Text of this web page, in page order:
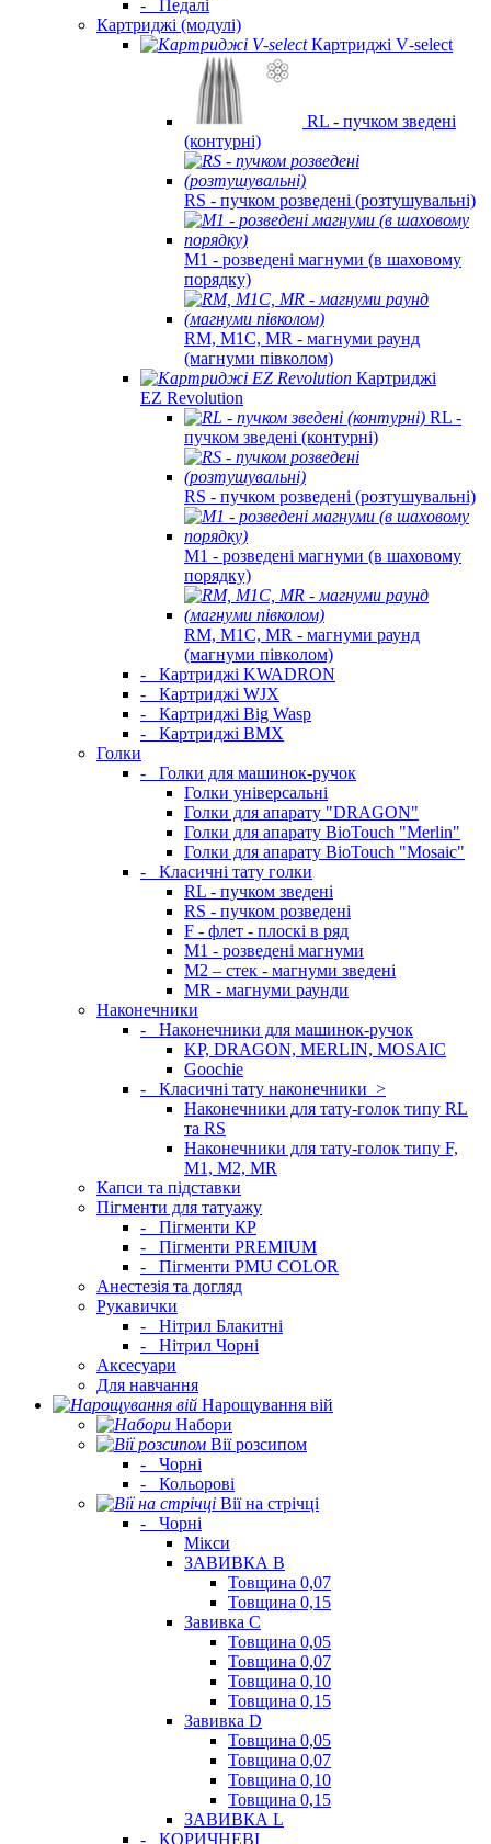
-
Педалі
Картриджі (модулі)
Картриджі V‑select
RL - пучком зведені
(контурні)
RS - пучком розведені (розтушувальні)
M1 - розведені магнуми (в шаховому
порядку)
RM, M1C, MR - магнуми раунд
(магнуми півколом)
Картриджі
EZ Revolution
RL -
пучком зведені (контурні)
RS - пучком розведені (розтушувальні)
M1 - розведені магнуми (в шаховому
порядку)
RM, M1C, MR - магнуми раунд
(магнуми півколом)
-
Картриджі KWADRON
-
Картриджі WJX
-
Картриджі Big Wasp
-
Картриджі BMX
Голки
-
Голки для машинок-ручок
Голки універсальні
Голки для апарату "DRAGON"
Голки для апарату BioTouch "Merlin"
Голки для апарату BioTouch "Mosaic"
-
Класичні тату голки
RL - пучком зведені
RS - пучком розведені
F - флет - плоскі в ряд
M1 - розведені магнуми
M2 – стек - магнуми зведені
MR - магнуми раунди
Наконечники
-
Наконечники для машинок-ручок
KP, DRAGON, MERLIN, MOSAIC
Goochie
-
Класичні тату наконечники >
Наконечники для тату-голок типу RL
та RS
Наконечники для тату-голок типу F,
M1, M2, MR
Капси та підставки
Пігменти для татуажу
-
Пігменти КР
-
Пігменти PREMIUM
-
Пігменти PMU COLOR
Анестезія та догляд
Рукавички
-
Нітрил Блакитні
-
Нітрил Чорні
Аксесуари
Для навчання
Нарощування вій
Набори
Вії розсипом
-
Чорні
-
Кольорові
Вії на стрічці
-
Чорні
Мікси
ЗАВИВКА В
Товщина 0,07
Товщина 0,15
Завивка C
Товщина 0,05
Товщина 0,07
Товщина 0,10
Товщина 0,15
Завивка D
Товщина 0,05
Товщина 0,07
Товщина 0,10
Товщина 0,15
ЗАВИВКА L
-
КОРИЧНЕВІ